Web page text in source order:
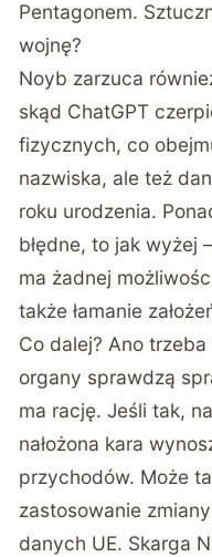
Pentagonem.
wojnę?
Noyb zarzuca
skąd ChatGPT
fizycznych, co
nazwiska, ale też
roku urodzenia.
błędne, to jak wyżej
ma żadnej
także łamanie
Co dalej? Ano
organy sprawdzą
ma rację. Jeśli tak,
nałożona kara
przychodów. Może
zastosowanie
danych UE. Skarga